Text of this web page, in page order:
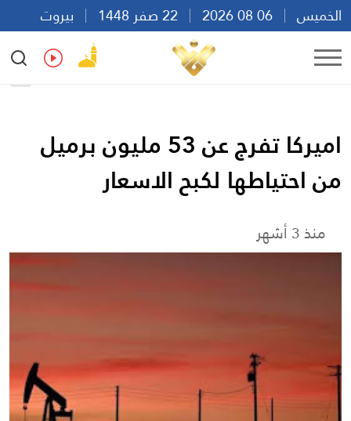
الخميس
بيروت
18:09
Ar
اميركا تفرج عن 53 مليون برميل
من احتياطها لكبح الاسعار
منذ 3 أشهر